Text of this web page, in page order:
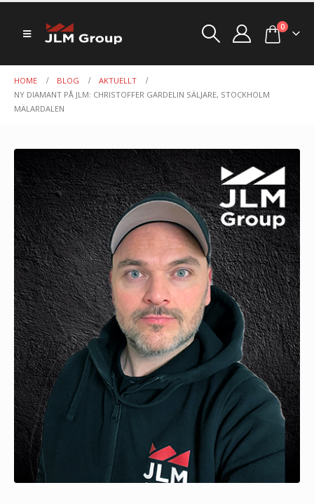
0
HOME BLOG
AKTUELLT
NY DIAMANT PÅ JLM: CHRISTOFFER GARDELIN SÄLJARE, STOCKHOLM
MÄLARDALEN